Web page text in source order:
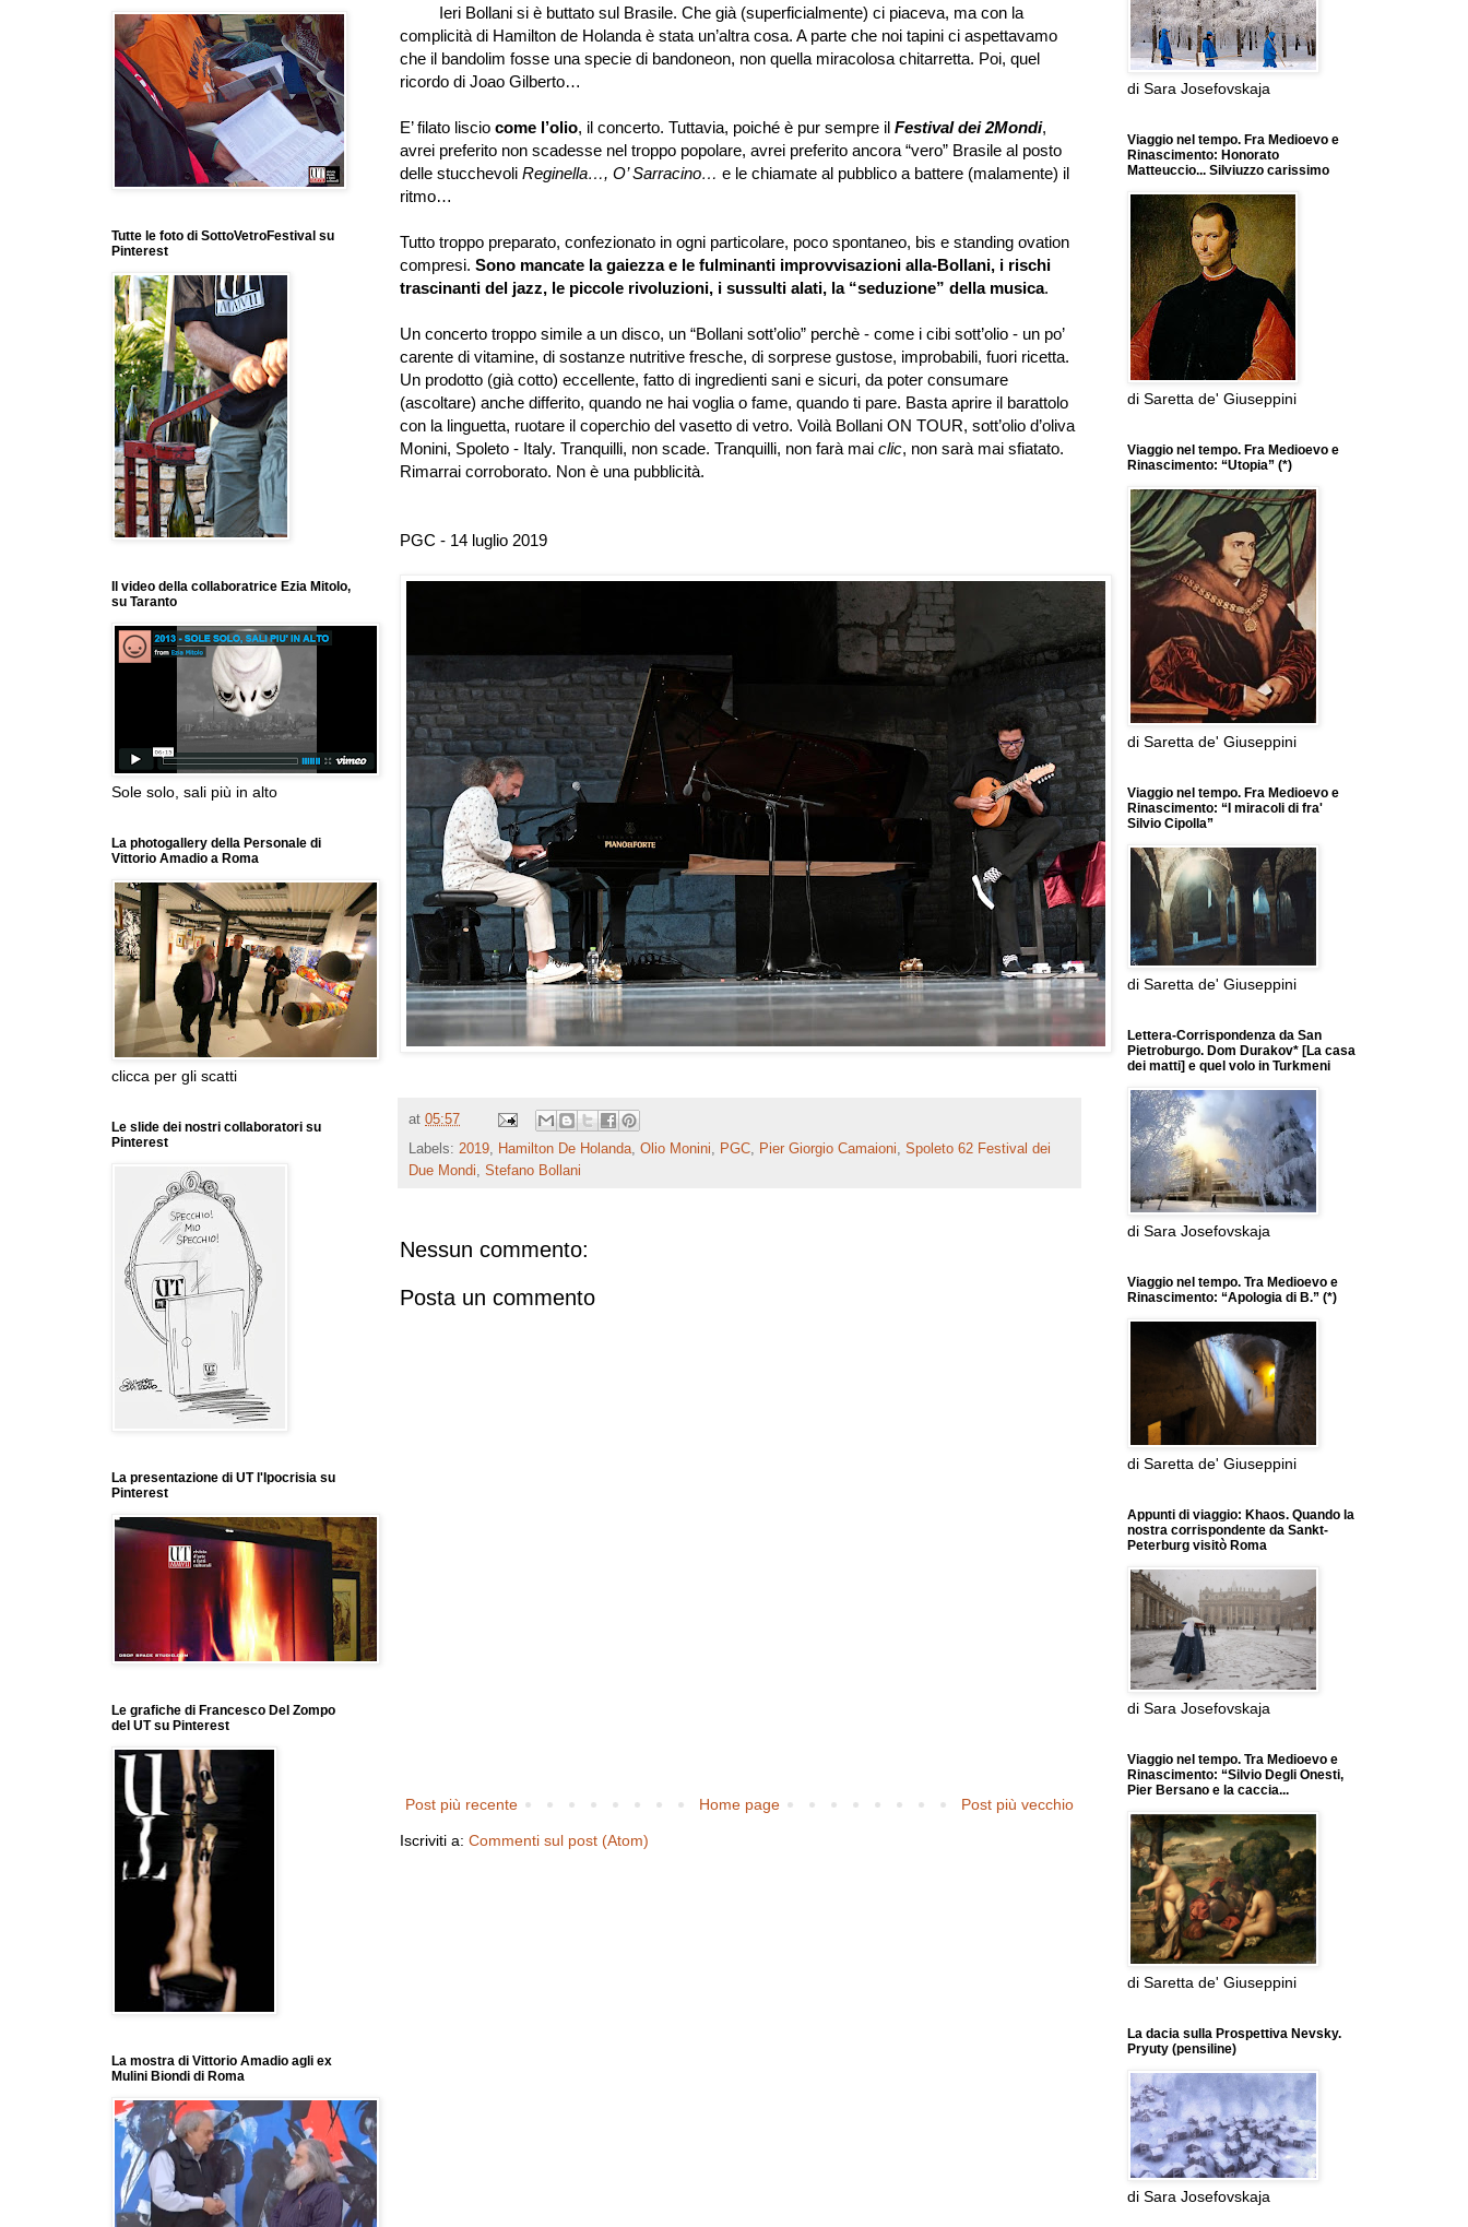
Ieri Bollani si è buttato sul Brasile. Che già (superficialmente) ci piaceva, ma con la
complicità di Hamilton de Holanda è stata un’altra cosa. A parte che noi tapini ci aspettavamo
che il bandolim fosse una specie di bandoneon, non quella miracolosa chitarretta. Poi, quel
ricordo di Joao Gilberto…
E’filato liscio come l’olio, il concerto. Tuttavia, poiché è pur sempre il Festival dei 2Mondi,
avrei preferito non scadesse nel troppo popolare, avrei preferito ancora “vero” Brasile al posto
delle stucchevoli Reginella…, O’Sarracino… e le chiamate al pubblico a battere (malamente) il
ritmo…
Tutto troppo preparato, confezionato in ogni particolare, poco spontaneo, bis e standing ovation
compresi. Sono mancate la gaiezza e le fulminanti improvvisazioni alla-Bollani, i rischi
trascinanti del jazz, le piccole rivoluzioni, i sussulti alati, la “seduzione” della musica.
Un concerto troppo simile a un disco, un “Bollani sott’olio” perchè - come i cibi sott’olio - un po’
carente di vitamine, di sostanze nutritive fresche, di sorprese gustose, improbabili, fuori ricetta.
Un prodotto (già cotto) eccellente, fatto di ingredienti sani e sicuri, da poter consumare
(ascoltare) anche differito, quando ne hai voglia o fame, quando ti pare. Basta aprire il barattolo
con la linguetta, ruotare il coperchio del vasetto di vetro. Voilà Bollani ON TOUR, sott’olio d’oliva
Monini, Spoleto - Italy. Tranquilli, non scade. Tranquilli, non farà mai clic, non sarà mai sfiatato.
Rimarrai corroborato. Non è una pubblicità.
PGC - 14 luglio 2019
at 05:57
Labels: 2019, Hamilton De Holanda, Olio Monini, PGC, Pier Giorgio Camaioni, Spoleto 62 Festival dei
Due Mondi, Stefano Bollani
Nessun commento:
Posta un commento
Post più recente Post più vecchio
Home page
Iscriviti a: Commenti sul post (Atom)
Tutte le foto di SottoVetroFestival su
Pinterest
Il video della collaboratrice Ezia Mitolo,
su Taranto
Sole solo, sali più in alto
La photogallery della Personale di
Vittorio Amadio a Roma
clicca per gli scatti
Le slide dei nostri collaboratori su
Pinterest
La presentazione di UT l'Ipocrisia su
Pinterest
Le grafiche di Francesco Del Zompo
del UT su Pinterest
La mostra di Vittorio Amadio agli ex
Mulini Biondi di Roma
di Sara Josefovskaja
Viaggio nel tempo. Fra Medioevo e
Rinascimento: Honorato
Matteuccio... Silviuzzo carissimo
di Saretta de' Giuseppini
Viaggio nel tempo. Fra Medioevo e
Rinascimento: “Utopia” (*)
di Saretta de' Giuseppini
Viaggio nel tempo. Fra Medioevo e
Rinascimento: “I miracoli di fra'
Silvio Cipolla”
di Saretta de' Giuseppini
Lettera-Corrispondenza da San
Pietroburgo. Dom Durakov* [La casa
dei matti] e quel volo in Turkmeni
di Sara Josefovskaja
Viaggio nel tempo. Tra Medioevo e
Rinascimento: “Apologia di B.” (*)
di Saretta de' Giuseppini
Appunti di viaggio: Khaos. Quando la
nostra corrispondente da Sankt-
Peterburg visitò Roma
di Sara Josefovskaja
Viaggio nel tempo. Tra Medioevo e
Rinascimento: “Silvio Degli Onesti,
Pier Bersano e la caccia...
di Saretta de' Giuseppini
La dacia sulla Prospettiva Nevsky.
Pryuty (pensiline)
di Sara Josefovskaja